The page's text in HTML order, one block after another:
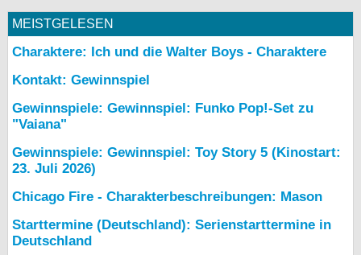
MEISTGELESEN
Charaktere: Ich und die Walter Boys - Charaktere
Kontakt: Gewinnspiel
Gewinnspiele: Gewinnspiel: Funko Pop!-Set zu
"Vaiana"
Gewinnspiele: Gewinnspiel: Toy Story 5 (Kinostart:
23. Juli 2026)
Chicago Fire - Charakterbeschreibungen: Mason
Starttermine (Deutschland): Serienstarttermine in
Deutschland